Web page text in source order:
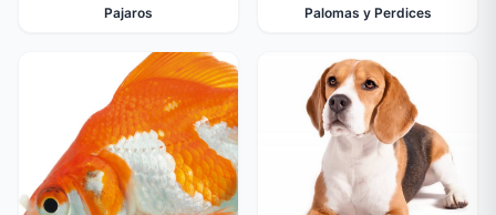
Pajaros Palomas y Perdices